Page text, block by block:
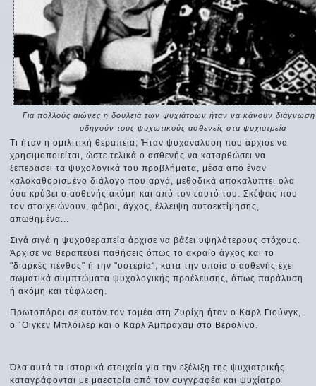
Για πολλούς αιώνες η δουλειά των ψυχιάτρων ήταν να κάνουν
οδηγούν τους ψυχωτικούς ασθενείς στα ψυχιατρεία
Τι ήταν η ομιλιτική θεραπεία; Ήταν ψυχανάλυση που άρχισε να
χρησιμοποιείται, ώστε τελικά ο ασθενής να καταρθώσει να
ξεπεράσει τα ψυχολογικά του προβλήματα, μέσα από έναν
καλοκαθορισμένο διάλογο που αργά, μεθοδικά αποκαλύπτει όλα
όσα κρύβει ο ασθενής ακόμη και από τον εαυτό του. Σκέψεις που
τον στοιχειώνουν, φόβοι, άγχος, έλλειψη αυτοεκτίμησης,
απωθημένα...
Σιγά σιγά η ψυχοθεραπεία άρχισε να βάζει υψηλότερους στόχους.
Άρχισε να θεραπεύει παθήσεις όπως το ακραίο άγχος και το
"διαρκές πένθος" ή την "υστερία", κατά την οποία ο ασθενής έχει
σωματικά συμπτώματα ψυχολογικής προέλευσης, όπως παράλυση
ή ακόμη και τύφλωση.
Πρωτοπόροι σε αυτόν τον τομέα στη Ζυρίχη ήταν ο Καρλ Γιούνγκ,
ο ΄Οιγκεν Μπλόιλερ και ο Καρλ Άμπραχαμ στο Βερολίνο.
Όλα αυτά τα ιστορικά στοιχεία για την εξέλιξη της ψυχιατρικής
καταγράφονται με μαεστρία από τον συγγραφέα και ψυχίατρο